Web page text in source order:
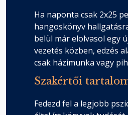
Ha naponta csak 2x25
hangoskönyv
belül már elolvasol egy
vezetés közben, edzés
csak házimunka vagy
Szakértői
Fedezd fel a legjobb